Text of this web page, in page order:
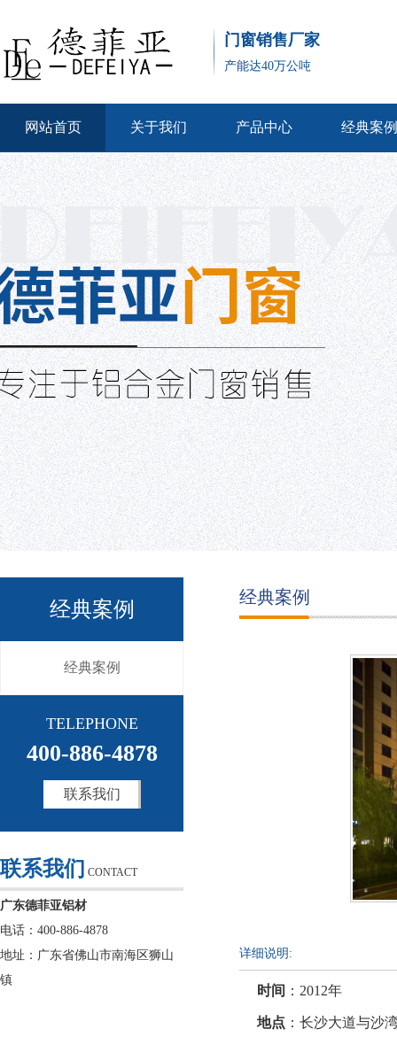
门窗销售厂家
产能达40万公吨
网站首页 关于我们 产品中心 经典案例
经典案例
经典案例
TELEPHONE
400-886-4878
联系我们
联系我们 CONTACT
广东德菲亚铝材
电话：400-886-4878
地址：广东省佛山市南海区狮山
镇
经典案例
详细说明:
时间 ：2012年
地点 ：长沙大道与沙